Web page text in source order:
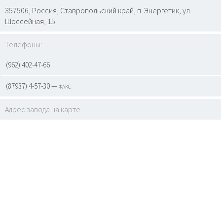
357506, Россия, Ставропольский край, п. Энергетик, ул.
Шоссейная, 15
Телефоны:
(962) 402-47-66
(87937) 4-57-30 — факс
Адрес завода на карте